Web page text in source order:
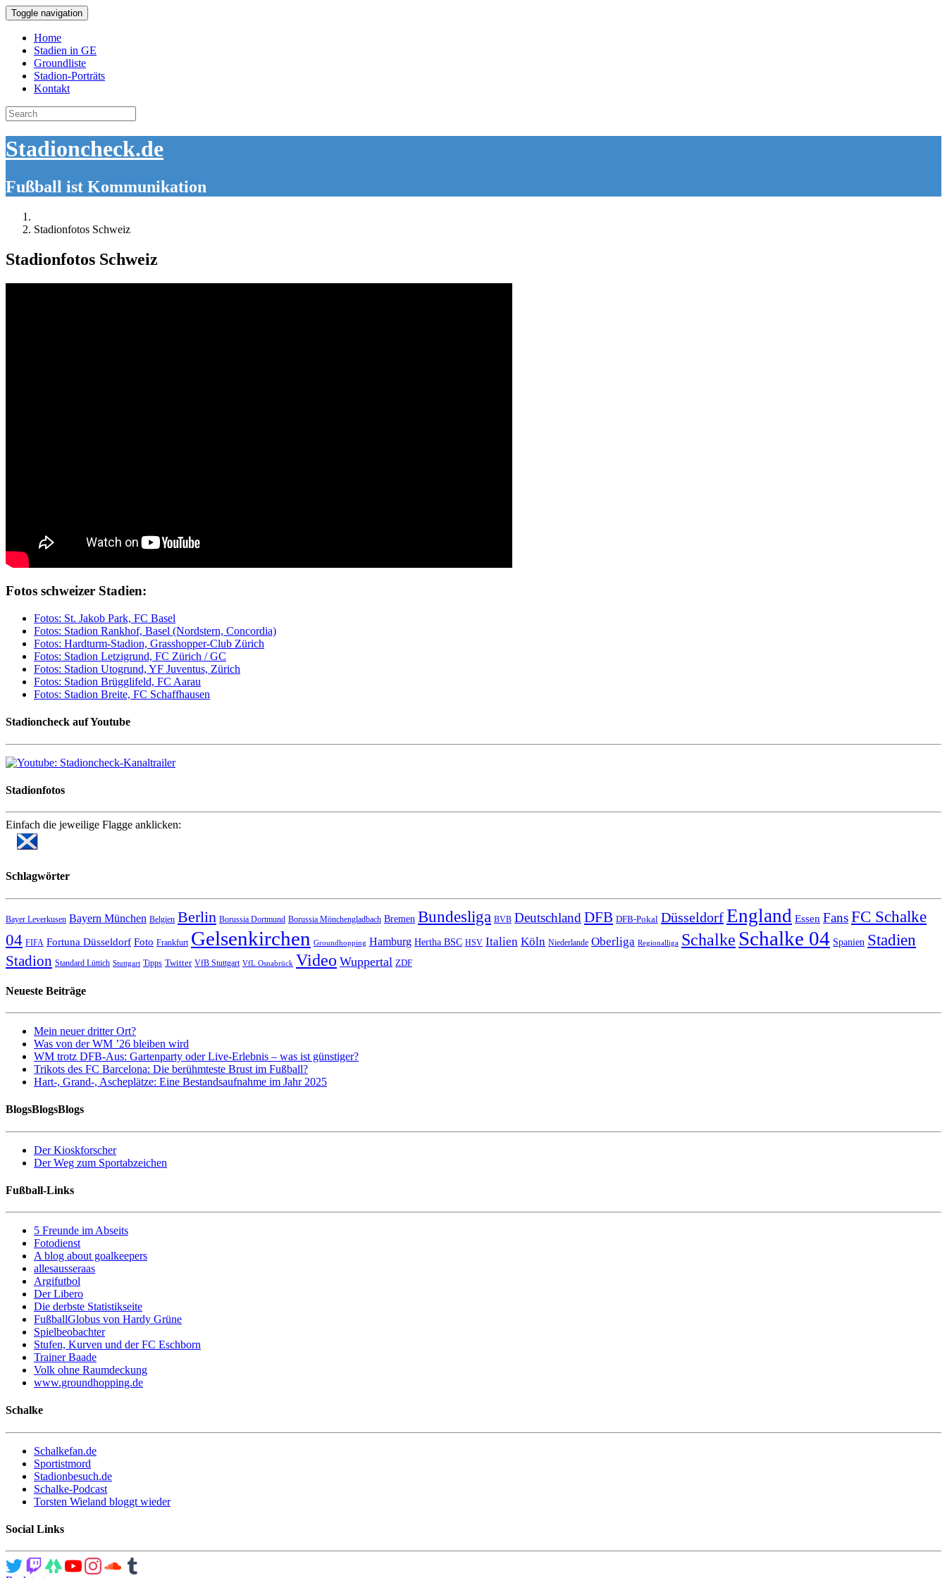
Toggle navigation
Home
Stadien in GE
Groundliste
Stadion-Porträts
Kontakt
Search
for:
Stadioncheck.de
Fußball ist Kommunikation
Stadionfotos Schweiz
Stadionfotos Schweiz
Fotos schweizer Stadien:
Fotos: St. Jakob Park, FC Basel
Fotos: Stadion Rankhof, Basel (Nordstern, Concordia)
Fotos: Hardturm-Stadion, Grasshopper-Club Zürich
Fotos: Stadion Letzigrund, FC Zürich / GC
Fotos: Stadion Utogrund, YF Juventus, Zürich
Fotos: Stadion Brügglifeld, FC Aarau
Fotos: Stadion Breite, FC Schaffhausen
Stadioncheck auf Youtube
Stadionfotos
Einfach die jeweilige Flagge anklicken:
Schlagwörter
Bayer Leverkusen Bayern München Belgien Berlin Borussia Dortmund Borussia Mönchengladbach Bremen Bundesliga BVB Deutschland DFB DFB-Pokal DüsseldorfEngland Essen FansFC Schalke
04 FIFA Fortuna Düsseldorf Foto Frankfurt Gelsenkirchen Groundhopping Hamburg Hertha BSC HSV Italien Köln Niederlande Oberliga Regionalliga Schalke Schalke 04 Spanien Stadien
Stadion Standard Lüttich Stuttgart Tipps Twitter VfB Stuttgart VfL Osnabrück Video Wuppertal ZDF
Neueste Beiträge
Mein neuer dritter Ort?
Was von der WM ’26 bleiben wird
WM trotz DFB-Aus: Gartenparty oder Live-Erlebnis – was ist günstiger?
Trikots des FC Barcelona: Die berühmteste Brust im Fußball?
Hart-, Grand-, Ascheplätze: Eine Bestandsaufnahme im Jahr 2025
BlogsBlogsBlogs
Der Kioskforscher
Der Weg zum Sportabzeichen
Fußball-Links
5 Freunde im Abseits
Fotodienst
A blog about goalkeepers
allesausseraas
Argifutbol
Der Libero
Die derbste Statistikseite
FußballGlobus von Hardy Grüne
Spielbeobachter
Stufen, Kurven und der FC Eschborn
Trainer Baade
Volk ohne Raumdeckung
www.groundhopping.de
Schalke
Schalkefan.de
Sportistmord
Stadionbesuch.de
Schalke-Podcast
Torsten Wieland bloggt wieder
Social Links